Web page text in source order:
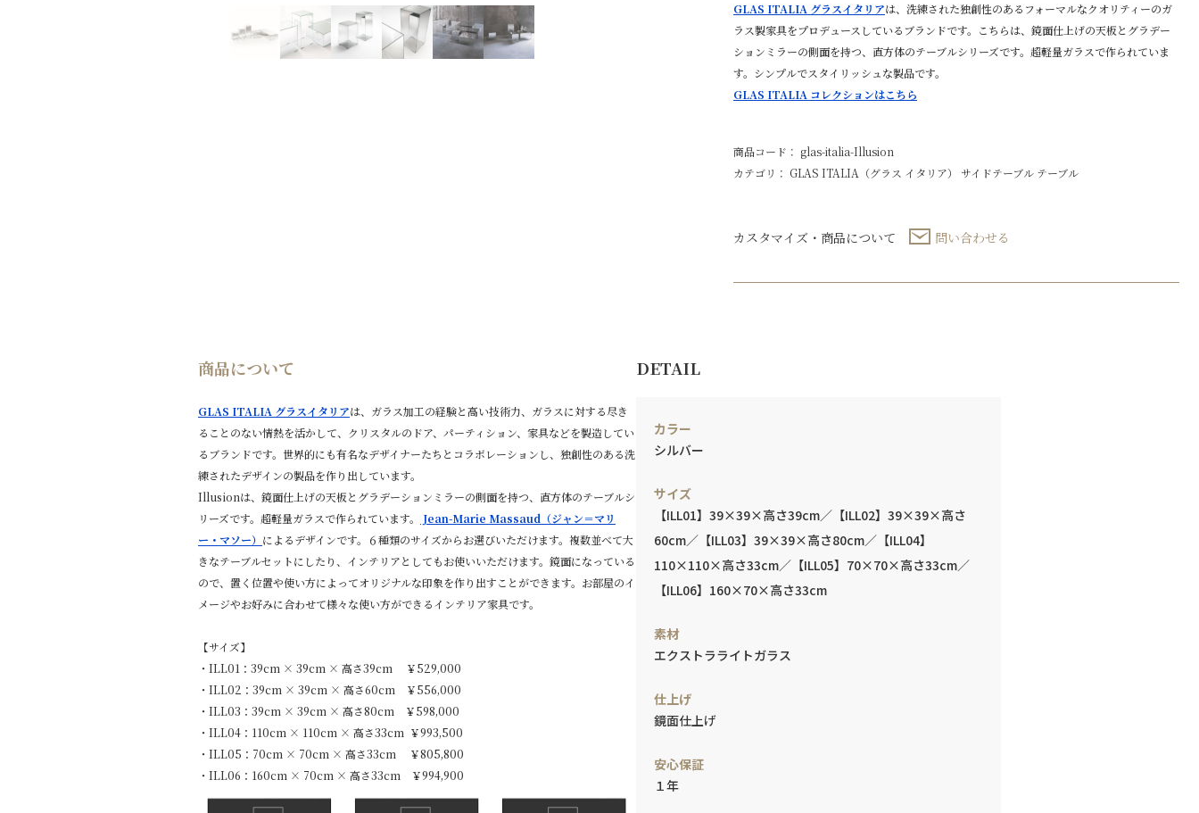
ラ
ス
製
鏡
面
仕
上
GLAS ITALIA グラスイタリアは、洗練された独創性のあるフォーマルなクオリティーのガ
ラス製家具をプロデュースしているブランドです。こちらは、鏡面仕上げの天板とグラデー
ションミラーの側面を持つ、直方体のテーブルシリーズです。超軽量ガラスで作られていま
す。シンプルでスタイリッシュな製品です。
GLAS ITALIA コレクションはこちら
商品コード： glas-italia-Illusion
カテゴリ： GLAS ITALIA（グラス イタリア） サイドテーブル テーブル
カスタマイズ・商品について 問い合わせる
商品について
GLAS ITALIA グラスイタリアは、ガラス加工の経験と高い技術力、ガラスに対する尽き
ることのない情熱を活かして、クリスタルのドア、パーティション、家具などを製造してい
るブランドです。世界的にも有名なデザイナーたちとコラボレーションし、独創性のある洗
練されたデザインの製品を作り出しています。
Illusionは、鏡面仕上げの天板とグラデーションミラーの側面を持つ、直方体のテーブルシ
リーズです。超軽量ガラスで作られています。
Jean-Marie Massaud（ジャン＝マリ
ー・マソー） によるデザインです。６種類のサイズからお選びいただけます。複数並べて大
きなテーブルセットにしたり、インテリアとしてもお使いいただけます。鏡面になっている
ので、置く位置や使い方によってオリジナルな印象を作り出すことができます。お部屋のイ
メージやお好みに合わせて様々な使い方ができるインテリア家具です。
【サイズ】
・ILL01：39cm × 39cm × 高さ39cm ￥529,000
・ILL02：39cm × 39cm × 高さ60cm ￥556,000
・ILL03：39cm × 39cm × 高さ80cm ￥598,000
・ILL04：110cm × 110cm × 高さ33cm ￥993,500
・ILL05：70cm × 70cm × 高さ33cm ￥805,800
・ILL06：160cm × 70cm × 高さ33cm ￥994,900
DETAIL
カラー
シルバー
サイズ
【ILL01】39×39×高さ39cm／【ILL02】39×39×高さ
60cm／【ILL03】39×39×高さ80cm／【ILL04】
110×110×高さ33cm／【ILL05】70×70×高さ33cm／
【ILL06】160×70×高さ33cm
素材
エクストラライトガラス
仕上げ
鏡面仕上げ
安心保証
１年